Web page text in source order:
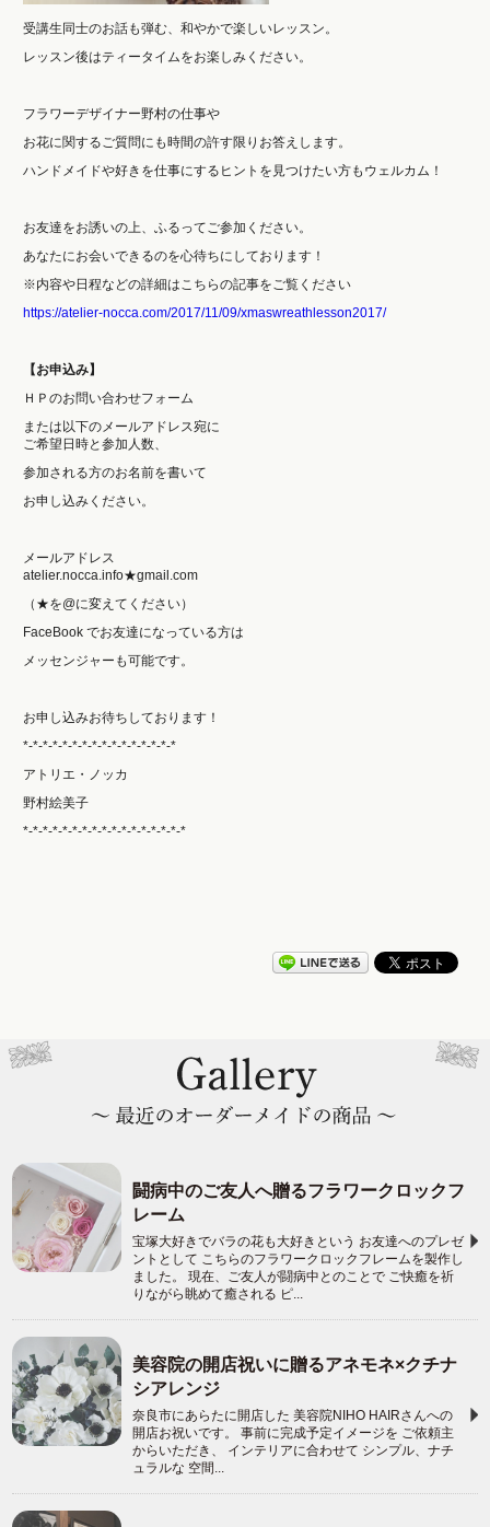
受講生同士のお話も弾む、和やかで楽しいレッスン。
レッスン後はティータイムをお楽しみください。
フラワーデザイナー野村の仕事や
お花に関するご質問にも時間の許す限りお答えします。
ハンドメイドや好きを仕事にするヒントを見つけたい方もウェルカム！
お友達をお誘いの上、ふるってご参加ください。
あなたにお会いできるのを心待ちにしております！
※内容や日程などの詳細はこちらの記事をご覧ください
https://atelier-nocca.com/2017/11/09/xmaswreathlesson2017/
【お申込み】
ＨＰのお問い合わせフォーム
または以下のメールアドレス宛に
ご希望日時と参加人数、
参加される方のお名前を書いて
お申し込みください。
メールアドレス
atelier.nocca.info★gmail.com
（★を@に変えてください）
FaceBook でお友達になっている方は
メッセンジャーも可能です。
お申し込みお待ちしております！
*-*-*-*-*-*-*-*-*-*-*-*-*-*-*-*
アトリエ・ノッカ
野村絵美子
*-*-*-*-*-*-*-*-*-*-*-*-*-*-*-*-*
闘病中のご友人へ贈るフラワークロックフ
レーム
宝塚大好きでバラの花も大好きという お友達へのプレゼ
ントとして こちらのフラワークロックフレームを製作し
ました。 現在、ご友人が闘病中とのことで ご快癒を祈
りながら眺めて癒される ピ...
美容院の開店祝いに贈るアネモネ×クチナ
シアレンジ
奈良市にあらたに開店した 美容院NIHO HAIRさんへの
開店お祝いです。 事前に完成予定イメージを ご依頼主
からいただき、 インテリアに合わせて シンプル、ナチ
ュラルな 空間...